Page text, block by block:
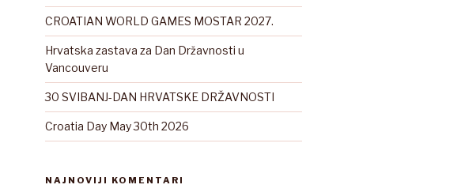
CROATIAN WORLD GAMES MOSTAR 2027.
Hrvatska zastava za Dan Državnosti u
Vancouveru
30 SVIBANJ-DAN HRVATSKE DRŽAVNOSTI
Croatia Day May 30th 2026
NAJNOVIJI KOMENTARI